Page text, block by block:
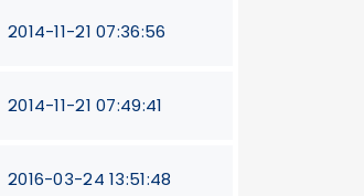
2014-11-21 07:36:56
2014-11-21 07:49:41
2016-03-24 13:51:48